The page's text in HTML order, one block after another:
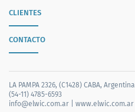
CLIENTES
CONTACTO
LA PAMPA 2326, (C1428) CABA, Argentina
(54-11) 4785-6593
info@elwic.com.ar
www.elwic.com.ar